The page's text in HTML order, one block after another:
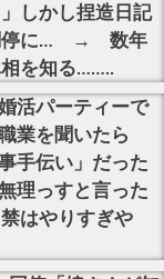
しかし捏造日記
停に… → 数年
を知る……..
活パーティーで
業を聞いたら
事手伝い」だった
理っすと言った
はやりすぎや